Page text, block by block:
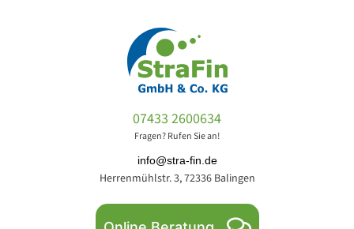
07433 2600634
Fragen? Rufen Sie an!
info@stra-fin.de
Herrenmühlstr. 3, 72336 Balingen